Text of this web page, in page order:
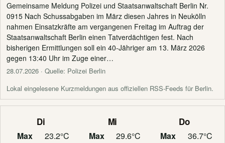
Gemeinsame Meldung Polizei und Staatsanwaltschaft Berlin Nr.
0915 Nach Schussabgaben im März diesen Jahres in Neukölln
nahmen Einsatzkräfte am vergangenen Freitag im Auftrag der
Staatsanwaltschaft Berlin einen Tatverdächtigen fest. Nach
bisherigen Ermittlungen soll ein 40-Jähriger am 13. März 2026
gegen 13:40 Uhr im Zuge einer…
28.07.2026 · Quelle: Polizei Berlin
Lokal eingelesene Kurzmeldungen aus offiziellen RSS-Feeds für Berlin.
Di
Max
23.2°C
Mi
Max
29.6°C
Do
Max
36.7°C